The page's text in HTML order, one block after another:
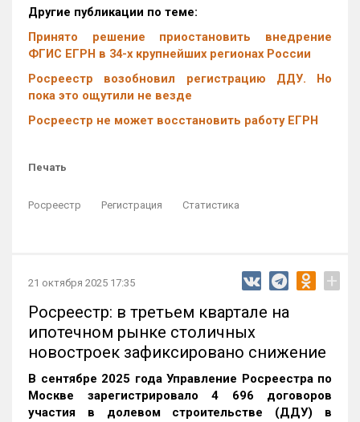
Другие публикации по теме:
Принято решение приостановить внедрение
ФГИС ЕГРН в 34-х крупнейших регионах России
Росреестр возобновил регистрацию ДДУ. Но
пока это ощутили не везде
Росреестр не может восстановить работу ЕГРН
Печать
Росреестр Регистрация Статистика
21 октября 2025 17:35 +
Росреестр: в третьем квартале на
ипотечном рынке столичных
новостроек зафиксировано снижение
В сентябре 2025 года Управление Росреестра по
Москве зарегистрировало 4 696 договоров
участия в долевом строительстве (ДДУ) в